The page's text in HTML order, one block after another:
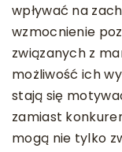
wpływać na
wzmocnienie
związanych z
możliwość ich
stają się
zamiast
mogą nie tylko